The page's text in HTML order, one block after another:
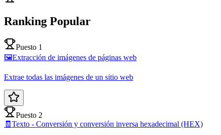
Ranking Popular
Puesto 1
🖼️Extracción de imágenes de páginas web
Extrae todas las imágenes de un sitio web
Puesto 2
🧾 Texto - Conversión y conversión inversa hexadecimal (HEX)